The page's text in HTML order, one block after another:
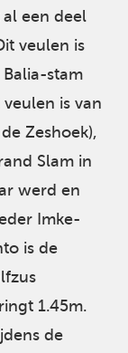
een deel
veulen is
stam
is van
Zeshoek),
Slam in
werd en
Imke-
is de
1.45m.
de